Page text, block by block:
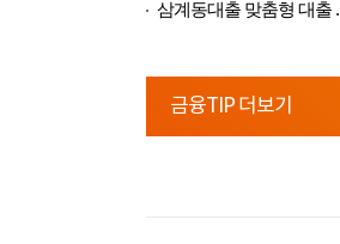
삼계동대출 맞춤형 대출
금융TIP 더보기